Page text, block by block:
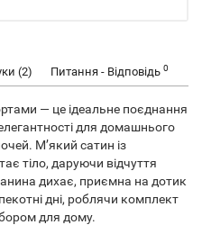
(2) Питання - Відповідь 0
— це ідеальне поєднання
для домашнього
М’який сатин із
тіло, даруючи відчуття
дихає, приємна на дотик
дні, роблячи комплект
для дому.